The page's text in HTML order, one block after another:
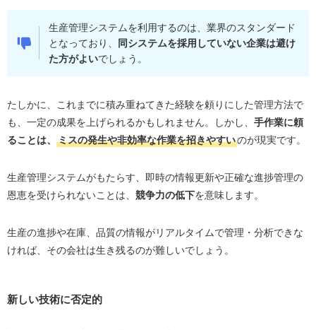
生産管理システムを利用するのは、業界のスタンダード
となっており、 同システムを採用していない企業は避け
た方がよいでしょう。
たしかに、これまでに積み重ねてきた経験を頼りにした管理方法で
も、一定の成果を上げられるかもしれません。しかし、 手作業に頼
ることは、
ミスの発生や非効率な作業を招きやすいのが現実です。
生産管理システムがもたらす、即時の情報更新や正確な進捗管理の
恩恵を受けられないことは、 競争力の低下を意味します。
生産の進捗や在庫、品質の情報がリアルタイムで管理・分析できな
ければ、その会社は生き残るのが難しいでしょう。
新しい技術に否定的